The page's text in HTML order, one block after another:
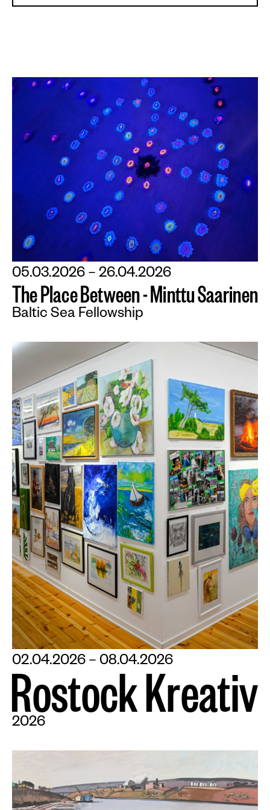
05.03.2026 – 26.04.2026
ThePlaceBetween-MinttuSaarinen
Baltic Sea Fellowship
02.04.2026 – 08.04.2026
RostockKreativ
2026